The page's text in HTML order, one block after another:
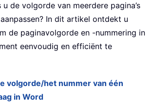
u de volgorde van meerdere pagina’s
In dit artikel ontdekt u
de paginavolgorde en -nummering in
eenvoudig en efficiënt te
volgorde/het nummer van één
in Word